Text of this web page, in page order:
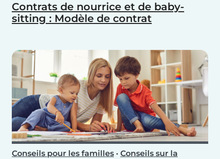
Contrats de nourrice et de baby-
sitting : Modèle de contrat
Conseils pour les familles • Conseils sur la